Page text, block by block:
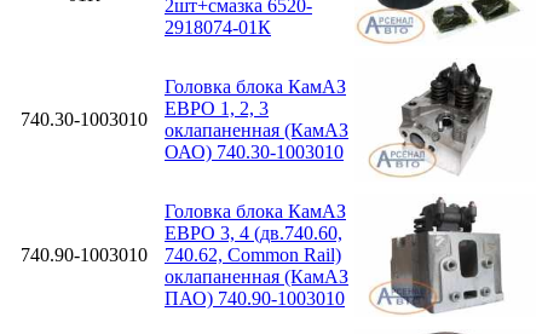
2шт+смазка 6520-
2918074-01К
740.30-1003010
Головка блока КамАЗ
ЕВРО 1, 2, 3
оклапаненная (КамАЗ
ОАО) 740.30-1003010
740.90-1003010
Головка блока КамАЗ
ЕВРО 3, 4 (дв.740.60,
740.62, Common Rail)
оклапаненная (КамАЗ
ПАО) 740.90-1003010